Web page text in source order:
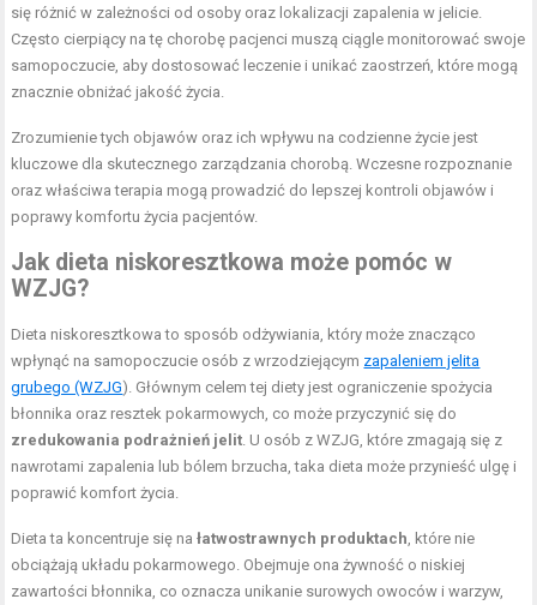
się różnić w zależności od osoby oraz lokalizacji zapalenia w jelicie.
Często cierpiący na tę chorobę pacjenci muszą ciągle monitorować swoje
samopoczucie, aby dostosować leczenie i unikać zaostrzeń, które mogą
znacznie obniżać jakość życia.
Zrozumienie tych objawów oraz ich wpływu na codzienne życie jest
kluczowe dla skutecznego zarządzania chorobą. Wczesne rozpoznanie
oraz właściwa terapia mogą prowadzić do lepszej kontroli objawów i
poprawy komfortu życia pacjentów.
Jak dieta niskoresztkowa może pomóc w
WZJG?
Dieta niskoresztkowa to sposób odżywiania, który może znacząco
wpłynąć na samopoczucie osób z wrzodziejącym zapaleniem jelita
grubego (WZJG). Głównym celem tej diety jest ograniczenie spożycia
błonnika oraz resztek pokarmowych, co może przyczynić się do
zredukowania podrażnień jelit. U osób z WZJG, które zmagają się z
nawrotami zapalenia lub bólem brzucha, taka dieta może przynieść ulgę i
poprawić komfort życia.
Dieta ta koncentruje się nałatwostrawnych produktach, które nie
obciążają układu pokarmowego. Obejmuje ona żywność o niskiej
zawartości błonnika, co oznacza unikanie surowych owoców i warzyw,